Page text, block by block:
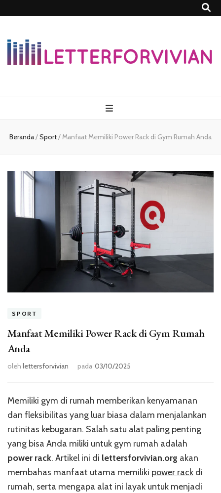
Beranda/Sport/Manfaat Memiliki Power Rack di Gym Rumah Anda
SPORT
Manfaat Memiliki Power Rack di Gym Rumah
Anda
oleh lettersforvivian pada 03/10/2025
Memiliki gym di rumah memberikan kenyamanan
dan fleksibilitas yang luar biasa dalam menjalankan
rutinitas kebugaran. Salah satu alat paling penting
yang bisa Anda miliki untuk gym rumah adalah
power rack. Artikel ini di lettersforvivian.org akan
membahas manfaat utama memiliki power rack di
rumah, serta mengapa alat ini layak untuk menjadi